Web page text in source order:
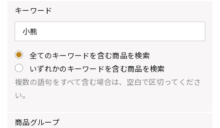
キーワード
全てのキーワードを含む商品を検索
いずれかのキーワードを含む商品を検索
複数の語句をすべて含む場合は、空白で区切ってくださ
い。
商品グループ